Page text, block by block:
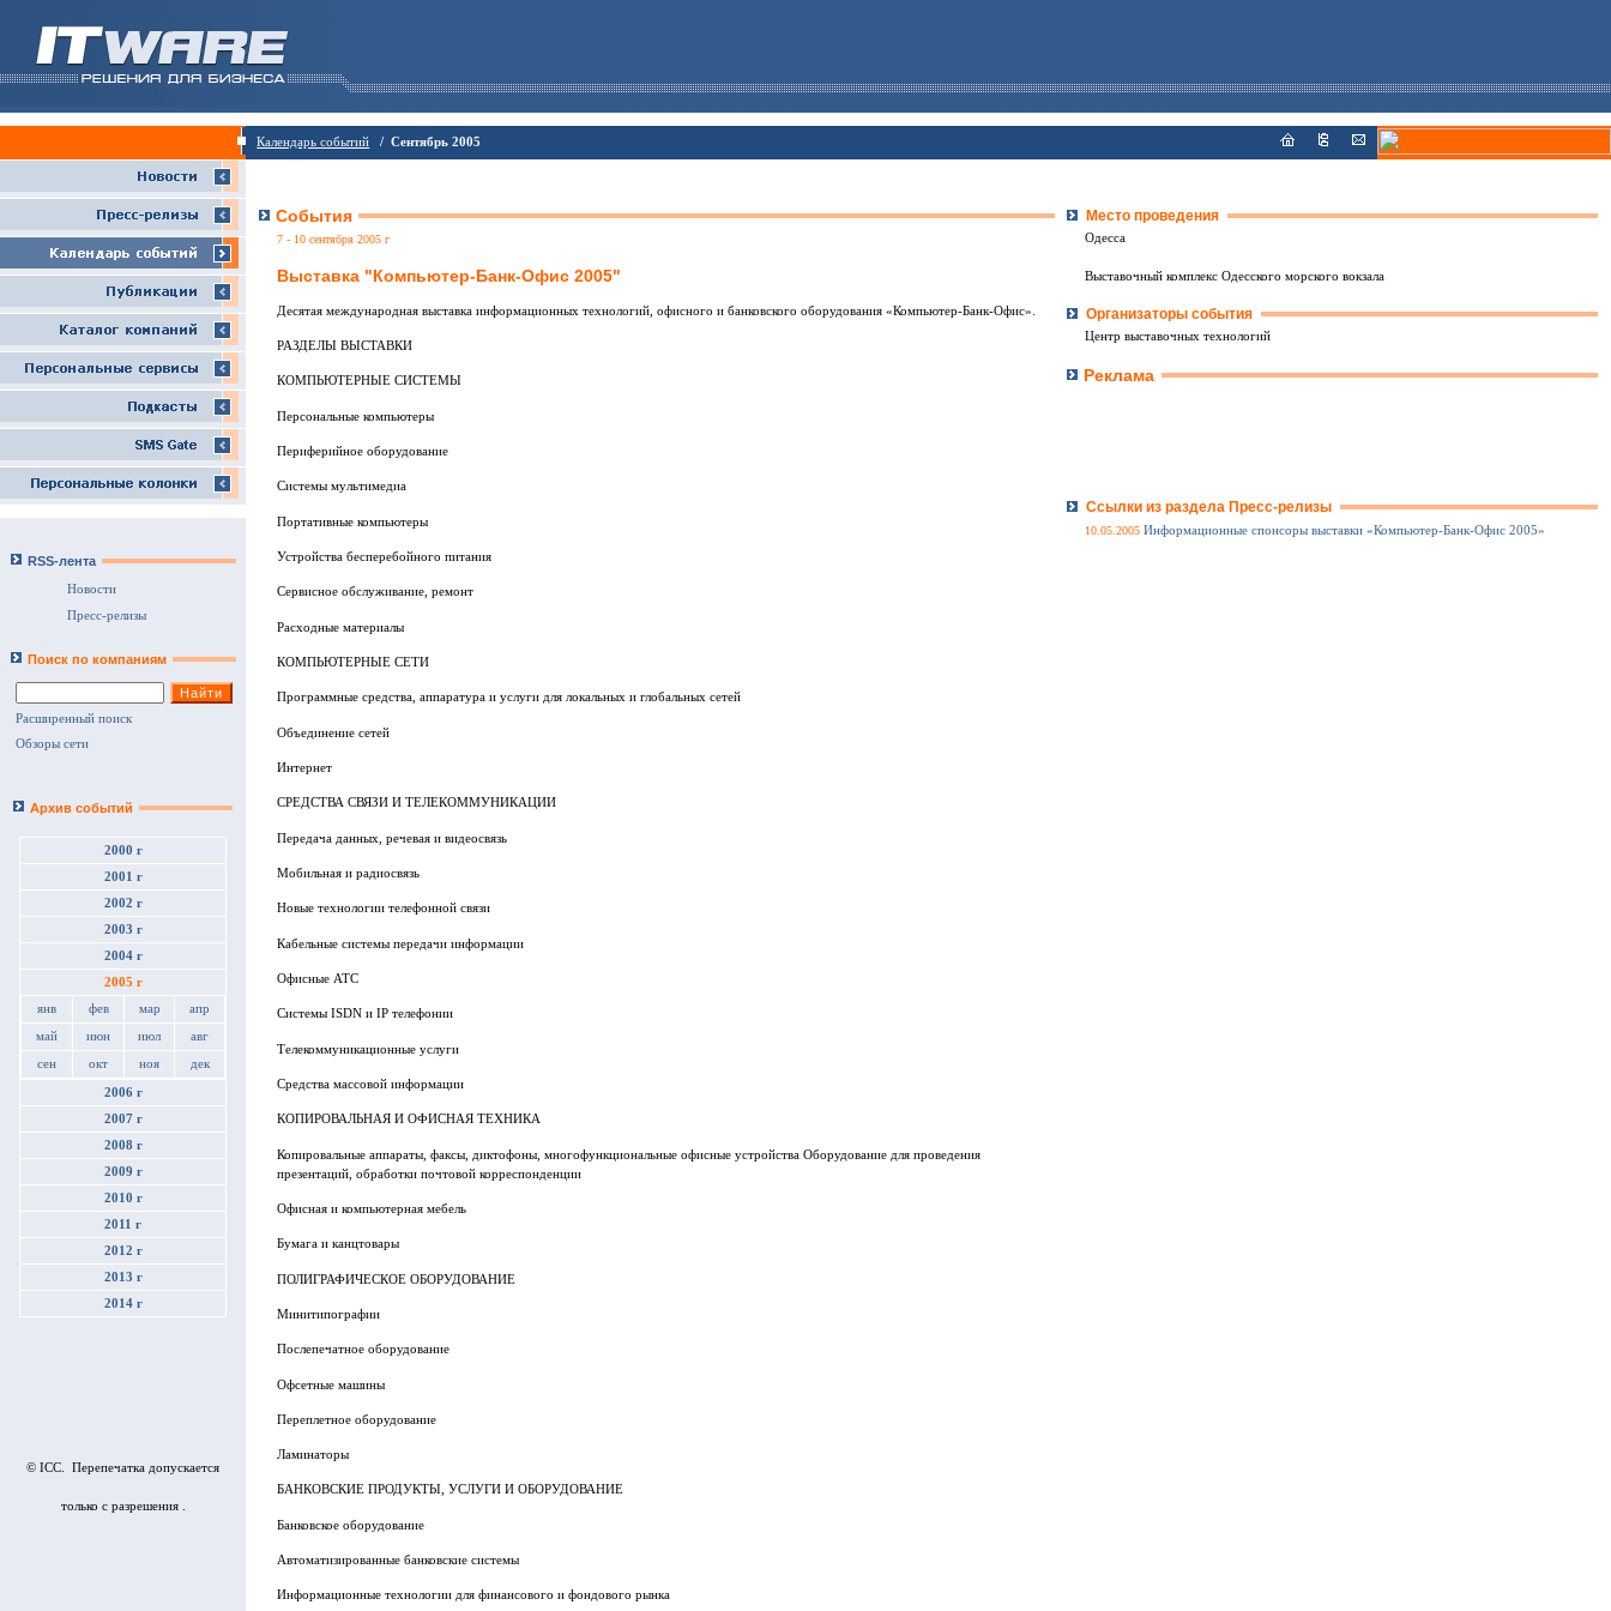
Календарь событий / Сентябрь 2005
RSS-лента
Новости
Пресс-релизы
Поиск по компаниям
Расширенный поиск
Обзоры сети
Архив событий
2000 г
2001 г
2002 г
2003 г
2004 г
2005 г
янв
фев мар апр
май июн июл авг
сен окт ноя дек
2006 г
2007 г
2008 г
2009 г
2010 г
2011 г
2012 г
2013 г
2014 г
© ICC. Перепечатка допускается
только с разрешения .
События
7 - 10 сентября 2005 г
Выставка "Компьютер-Банк-Офис 2005"
Десятая международная выставка информационных технологий, офисного и банковского оборудования «Компьютер-Банк-Офис».
РАЗДЕЛЫ ВЫСТАВКИ
КОМПЬЮТЕРНЫЕ СИСТЕМЫ
Персональные компьютеры
Периферийное оборудование
Системы мультимедиа
Портативные компьютеры
Устройства бесперебойного питания
Сервисное обслуживание, ремонт
Расходные материалы
КОМПЬЮТЕРНЫЕ СЕТИ
Программные средства, аппаратура и услуги для локальных и глобальных сетей
Объединение сетей
Интернет
СРЕДСТВА СВЯЗИ И ТЕЛЕКОММУНИКАЦИИ
Передача данных, речевая и видеосвязь
Мобильная и радиосвязь
Новые технологии телефонной связи
Кабельные системы передачи информации
Офисные АТС
Системы ISDN и IP телефонии
Телекоммуникационные услуги
Средства массовой информации
КОПИРОВАЛЬНАЯ И ОФИСНАЯ ТЕХНИКА
Копировальные аппараты, факсы, диктофоны, многофункциональные офисные устройства Оборудование для проведения
презентаций, обработки почтовой корреспонденции
Офисная и компьютерная мебель
Бумага и канцтовары
ПОЛИГРАФИЧЕСКОЕ ОБОРУДОВАНИЕ
Минитипографии
Послепечатное оборудование
Офсетные машины
Переплетное оборудование
Ламинаторы
БАНКОВСКИЕ ПРОДУКТЫ, УСЛУГИ И ОБОРУДОВАНИЕ
Банковское оборудование
Автоматизированные банковские системы
Информационные технологии для финансового и фондового рынка
Место проведения
Одесса
Выставочный комплекс Одесского морского вокзала
Организаторы события
Центр выставочных технологий
Реклама
Ссылки из раздела Пресс-релизы
10.05.2005 Информационные спонсоры выставки «Компьютер-Банк-Офис 2005»